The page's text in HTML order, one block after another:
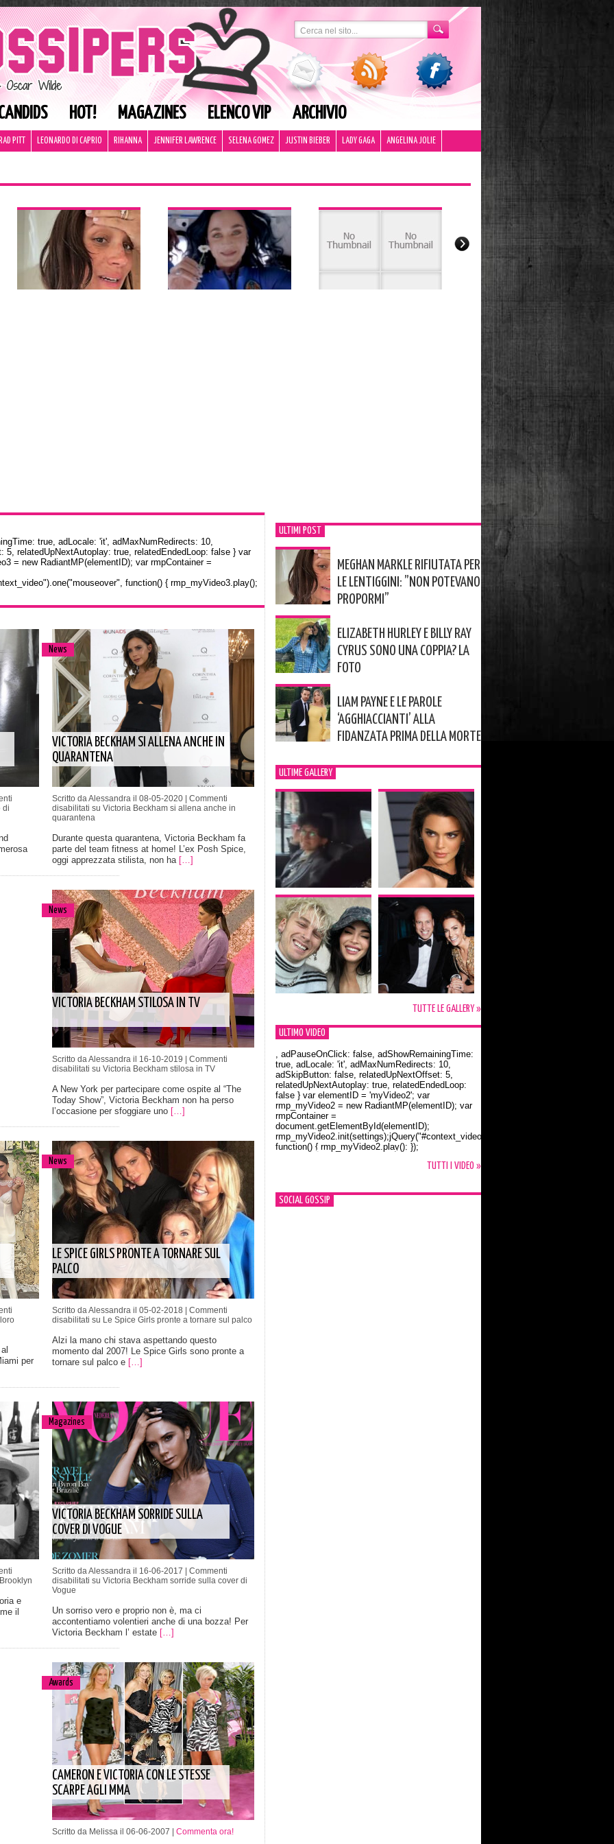
HOT! MAGAZINES ELENCO VIP ARCHIVIO
PITT LEONARDO DI CAPRIO RIHANNA JENNIFER LAWRENCE SELENA GOMEZ JUSTIN BIEBER LADY GAGA ANGELINA JOLIE
true, adLocale: 'it', adMaxNumRedirects: 10,
relatedUpNextAutoplay: true, relatedEndedLoop: false } var
= new RadiantMP(elementID); var rmpContainer =
function() { rmp_myVideo3.play();
di
News
VICTORIA BECKHAM SI ALLENA ANCHE IN
QUARANTENA
Scritto da Alessandra il 08-05-2020 | Commenti
disabilitati su Victoria Beckham si allena anche in
quarantena
Durante questa quarantena, Victoria Beckham fa
parte del team fitness at home! L’ex Posh Spice,
oggi apprezzata stilista, non ha […]
News
VICTORIA BECKHAM STILOSA IN TV
Scritto da Alessandra il 16-10-2019 | Commenti
disabilitati su Victoria Beckham stilosa in TV
A New York per partecipare come ospite al “The
Today Show”, Victoria Beckham non ha perso
l’occasione per sfoggiare uno […]
per
News
LE SPICE GIRLS PRONTE A TORNARE SUL
PALCO
Scritto da Alessandra il 05-02-2018 | Commenti
disabilitati su Le Spice Girls pronte a tornare sul palco
Alzi la mano chi stava aspettando questo
momento dal 2007! Le Spice Girls sono pronte a
tornare sul palco e […]
e
il
Magazines
VICTORIA BECKHAM SORRIDE SULLA
COVER DI VOGUE
Scritto da Alessandra il 16-06-2017 | Commenti
disabilitati su Victoria Beckham sorride sulla cover di
Vogue
Un sorriso vero e proprio non è, ma ci
accontentiamo volentieri anche di una bozza! Per
Victoria Beckham l’ estate […]
Awards
CAMERON E VICTORIA CON LE STESSE
SCARPE AGLI MMA
Scritto da Melissa il 06-06-2007 | Commenta ora!
ULTIMI POST
MEGHAN MARKLE RIFIUTATA PER
LE LENTIGGINI: ”NON POTEVANO
PROPORMI”
ELIZABETH HURLEY E BILLY RAY
CYRUS SONO UNA COPPIA? LA
FOTO
LIAM PAYNE E LE PAROLE
‘AGGHIACCIANTI’ ALLA
FIDANZATA PRIMA DELLA MORTE
ULTIME GALLERY
TUTTE LE GALLERY »
ULTIMO VIDEO
Orlando Bloom e la t-shirt dedicata a Flynn
, adPauseOnClick: false, adShowRemainingTime:
true, adLocale: 'it', adMaxNumRedirects: 10,
adSkipButton: false, relatedUpNextOffset: 5,
relatedUpNextAutoplay: true, relatedEndedLoop:
false } var elementID = 'myVideo2'; var
rmp_myVideo2 = new RadiantMP(elementID); var
rmpContainer =
document.getElementById(elementID);
rmp_myVideo2.init(settings);jQuery("#context_video2").one("mouseover",
function() { rmp_myVideo2.play(); });
TUTTI I VIDEO »
SOCIAL GOSSIP